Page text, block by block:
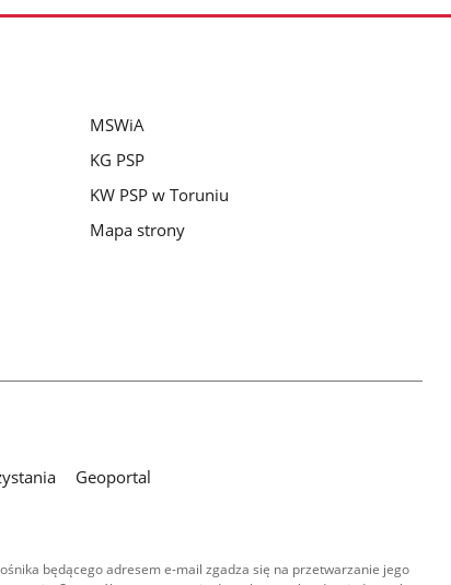
MSWiA
KG PSP
KW PSP w Toruniu
Mapa strony
Geoportal
będącego adresem e-mail zgadza się na przetwarzanie jego